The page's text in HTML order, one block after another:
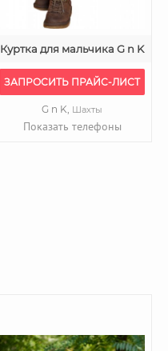
Куртка для мальчика G n K
ЗАПРОСИТЬ ПРАЙС-ЛИСТ
G n K, Шахты
Показать телефоны